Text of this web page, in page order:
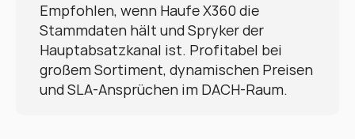
Empfohlen, wenn Haufe X360 die
Stammdaten hält und Spryker der
Hauptabsatzkanal ist. Profitabel bei
großem Sortiment, dynamischen Preisen
und SLA-Ansprüchen im DACH-Raum.